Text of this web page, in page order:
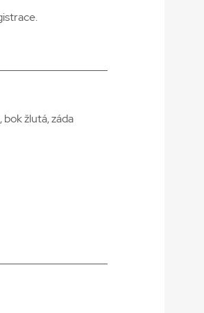
žlutá, záda